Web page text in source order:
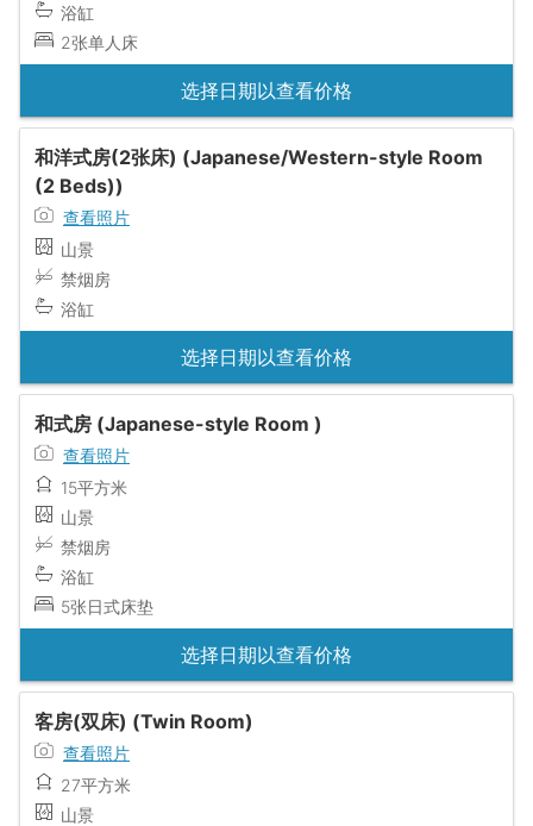
浴缸
2张单人床
选择日期以查看价格
和洋式房(2张床) (Japanese/Western-style Room
(2 Beds))
查看照片
山景
禁烟房
浴缸
选择日期以查看价格
和式房 (Japanese-style Room )
查看照片
15平方米
山景
禁烟房
浴缸
5张日式床垫
选择日期以查看价格
客房(双床) (Twin Room)
查看照片
27平方米
山景